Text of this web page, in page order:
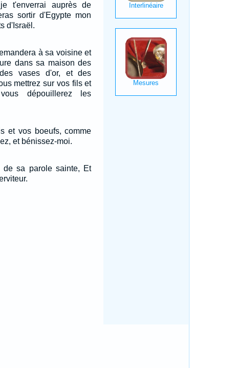
t'enverrai auprès de
sortir d'Egypte mon
d'Israël.
à sa voisine et
dans sa maison des
vases d'or, et des
mettrez sur vos fils et
dépouillerez les
et vos boeufs, comme
et bénissez-moi.
sa parole sainte, Et